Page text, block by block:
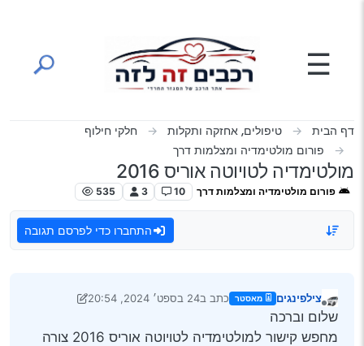
☰
דף הבית טיפולים, אחזקה ותקלות
חלקי חילוף
פורום מולטימדיה ומצלמות דרך
מולטימדיה לטויוטה אוריס 2016
פורום מולטימדיה ומצלמות דרך 10
3
535
התחברו כדי לפרסם תגובה
מנותק
צילפינגים מאסטר כתב ב24 בספט׳ 2024, 20:54
נערך לאחרונה על ידי צילפינגים
שלום וברכה
מחפש קישור למולטימדיה לטויוטה אוריס 2016 צורה